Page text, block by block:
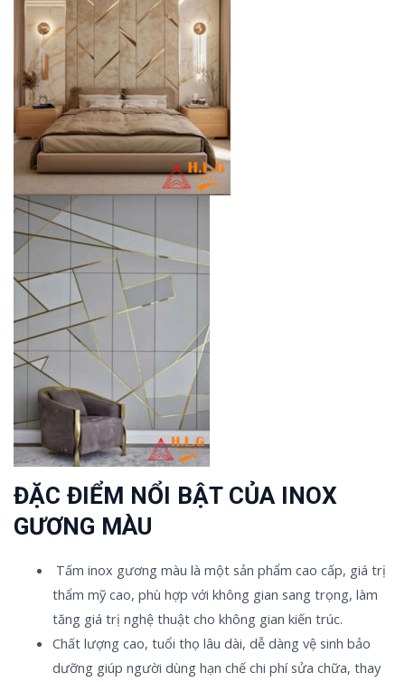
ĐẶC ĐIỂM NỔI BẬT CỦA INOX
GƯƠNG MÀU
Tấm inox gương màu là một sản phẩm cao cấp, giá trị
thẩm mỹ cao, phù hợp với không gian sang trọng, làm
tăng giá trị nghệ thuật cho không gian kiến trúc.
Chất lượng cao, tuổi thọ lâu dài, dễ dàng vệ sinh bảo
dưỡng giúp người dùng hạn chế chi phí sửa chữa, thay